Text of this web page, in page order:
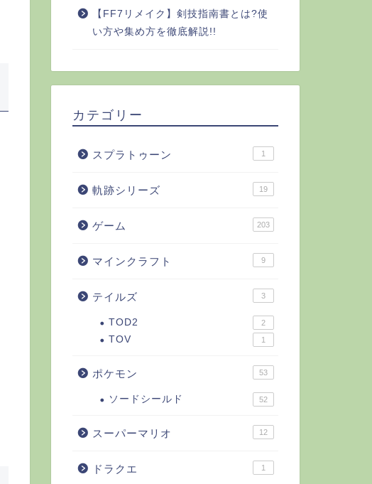
【FF7リメイク】剣技指南書とは?使
い方や集め方を徹底解説!!
カテゴリー
スプラトゥーン 1
軌跡シリーズ 19
ゲーム 203
マインクラフト 9
テイルズ 3
TOD2 2
TOV 1
ポケモン 53
ソードシールド 52
スーパーマリオ 12
ドラクエ 1